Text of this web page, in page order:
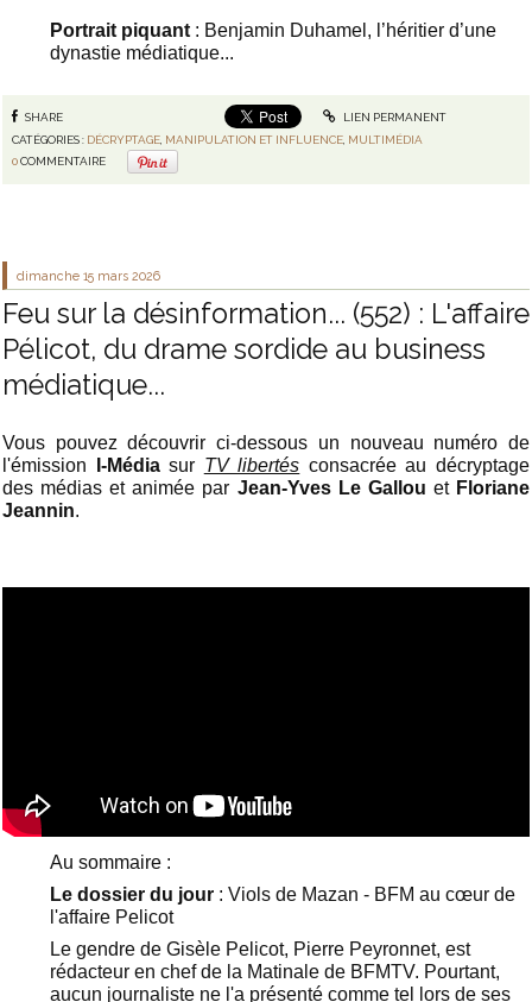
Portrait piquant : Benjamin Duhamel, l’héritier d’une
dynastie médiatique...
SHARE
LIEN PERMANENT
CATÉGORIES : DÉCRYPTAGE MANIPULATION ET INFLUENCE MULTIMÉDIA
0COMMENTAIRE
dimanche 15 mars 2026
Feu sur la désinformation... (552) : L'affaire
Pélicot, du drame sordide au business
médiatique...
Vous pouvez découvrir ci-dessous un nouveau numéro de
l'émission
I-Médiasur TV libertés consacrée au décryptage
des médias et animée par Jean-Yves Le Gallou et Floriane
Jeannin.
Au sommaire :
Le dossier du jour : Viols de Mazan - BFM au cœur de
l'affaire Pelicot
Le gendre de Gisèle Pelicot, Pierre Peyronnet, est
rédacteur en chef de la Matinale de BFMTV. Pourtant,
aucun journaliste ne l'a présenté comme tel lors de ses